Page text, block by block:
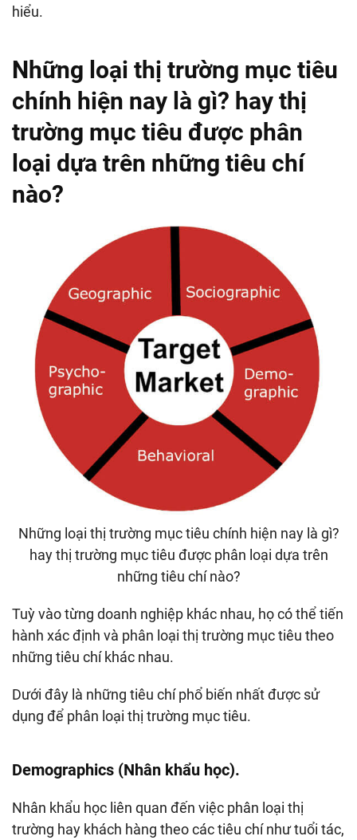
hiểu.
Những loại thị trường mục tiêu
chính hiện nay là gì? hay thị
trường mục tiêu được phân
loại dựa trên những tiêu chí
nào?
Những loại thị trường mục tiêu chính hiện nay là gì?
hay thị trường mục tiêu được phân loại dựa trên
những tiêu chí nào?
Tuỳ vào từng doanh nghiệp khác nhau, họ có thể tiến
hành xác định và phân loại thị trường mục tiêu theo
những tiêu chí khác nhau.
Dưới đây là những tiêu chí phổ biến nhất được sử
dụng để phân loại thị trường mục tiêu.
Demographics (Nhân khẩu học).
Nhân khẩu học liên quan đến việc phân loại thị
trường hay khách hàng theo các tiêu chí như tuổi tác,